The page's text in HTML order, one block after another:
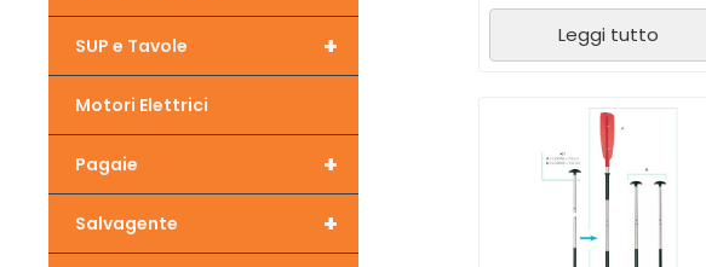
Leggi tutto
+
SUP e Tavole
Motori Elettrici
+
Pagaie
+
Salvagente